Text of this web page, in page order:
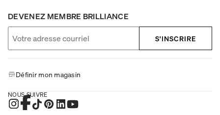
DEVENEZ MEMBRE BRILLIANCE
S'INSCRIRE
Définir mon magasin
NOUS SUIVRE